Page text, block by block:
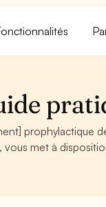
prophylactique
met à